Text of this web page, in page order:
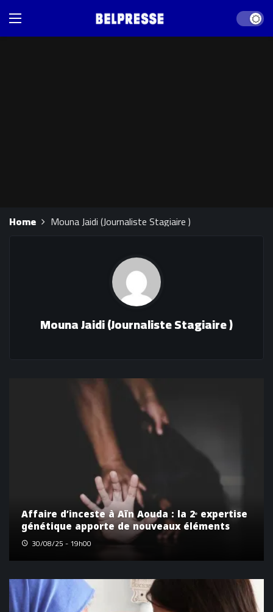
Dark
Home Mouna Jaidi (Journaliste Stagiaire )
Mouna Jaidi (Journaliste Stagiaire )
Affaire d’inceste à Aïn Aouda : la 2ᵉ expertise
génétique apporte de nouveaux éléments
30/08/25 - 19h00